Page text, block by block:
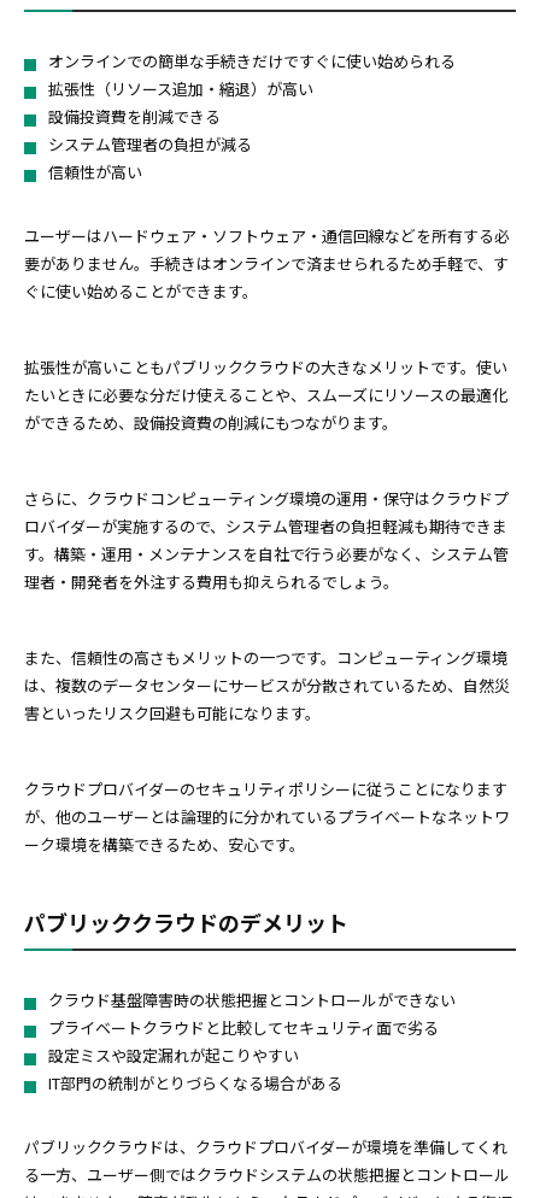
オンラインでの簡単な手続きだけですぐに使い始められる
拡張性（リソース追加・縮退）が高い
設備投資費を削減できる
システム管理者の負担が減る
信頼性が高い
ユーザーはハードウェア・ソフトウェア・通信回線などを所有する必
要がありません。手続きはオンラインで済ませられるため手軽で、す
ぐに使い始めることができます。
拡張性が高いこともパブリッククラウドの大きなメリットです。使い
たいときに必要な分だけ使えることや、スムーズにリソースの最適化
ができるため、設備投資費の削減にもつながります。
さらに、クラウドコンピューティング環境の運用・保守はクラウドプ
ロバイダーが実施するので、システム管理者の負担軽減も期待できま
す。構築・運用・メンテナンスを自社で行う必要がなく、システム管
理者・開発者を外注する費用も抑えられるでしょう。
また、信頼性の高さもメリットの一つです。コンピューティング環境
は、複数のデータセンターにサービスが分散されているため、自然災
害といったリスク回避も可能になります。
クラウドプロバイダーのセキュリティポリシーに従うことになります
が、他のユーザーとは論理的に分かれているプライベートなネットワ
ーク環境を構築できるため、安心です。
パブリッククラウドのデメリット
クラウド基盤障害時の状態把握とコントロールができない
プライベートクラウドと比較してセキュリティ面で劣る
設定ミスや設定漏れが起こりやすい
IT部門の統制がとりづらくなる場合がある
パブリッククラウドは、クラウドプロバイダーが環境を準備してくれ
る一方、ユーザー側ではクラウドシステムの状態把握とコントロール